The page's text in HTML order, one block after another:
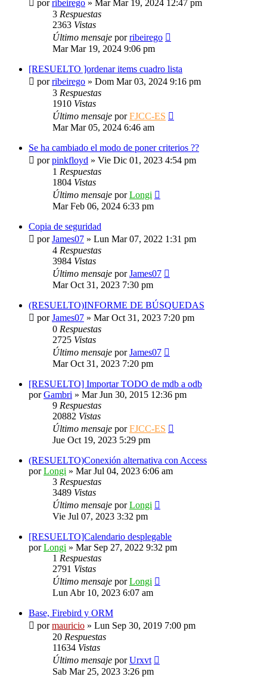
porribeirego » Mar Mar 19, 2024 12:47 pm
3 Respuestas
2363 Vistas
Último mensaje porribeirego
Mar Mar 19, 2024 9:06 pm
[RESUELTO ]ordenar items cuadro lista
porribeirego » Dom Mar 03, 2024 9:16 pm
3 Respuestas
1910 Vistas
Último mensaje porFJCC-ES
Mar Mar 05, 2024 6:46 am
Se ha cambiado el modo de poner criterios ??
porpinkfloyd » Vie Dic 01, 2023 4:54 pm
1 Respuestas
1804 Vistas
Último mensaje porLongi
Mar Feb 06, 2024 6:33 pm
Copia de seguridad
porJames07 » Lun Mar 07, 2022 1:31 pm
4 Respuestas
3984 Vistas
Último mensaje porJames07
Mar Oct 31, 2023 7:30 pm
(RESUELTO)INFORME DE BÚSQUEDAS
porJames07 » Mar Oct 31, 2023 7:20 pm
0 Respuestas
2725 Vistas
Último mensaje porJames07
Mar Oct 31, 2023 7:20 pm
[RESUELTO] Importar TODO de mdb a odb
porGambri » Mar Jun 30, 2015 12:36 pm
9 Respuestas
20882 Vistas
Último mensaje porFJCC-ES
Jue Oct 19, 2023 5:29 pm
(RESUELTO)Conexión alternativa con Access
porLongi » Mar Jul 04, 2023 6:06 am
3 Respuestas
3489 Vistas
Último mensaje porLongi
Vie Jul 07, 2023 3:32 pm
[RESUELTO]Calendario desplegable
porLongi » Mar Sep 27, 2022 9:32 pm
1 Respuestas
2791 Vistas
Último mensaje porLongi
Lun Abr 10, 2023 6:07 am
Base, Firebird y ORM
pormauricio » Lun Sep 30, 2019 7:00 pm
20 Respuestas
11634 Vistas
Último mensaje porUrxvt
Sab Mar 25, 2023 3:26 pm